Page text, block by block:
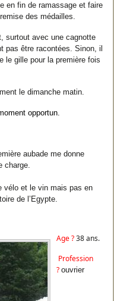
en fin de ramassage et faire
des médailles.
surtout avec une cagnotte
pas être racontées. Sinon, il
le gille pour la première fois
le dimanche matin.
opportun.
aubade me donne
charge.
vélo et le vin mais pas en
de l’Egypte.
Age ?38 ans.
Profession
? ouvrier